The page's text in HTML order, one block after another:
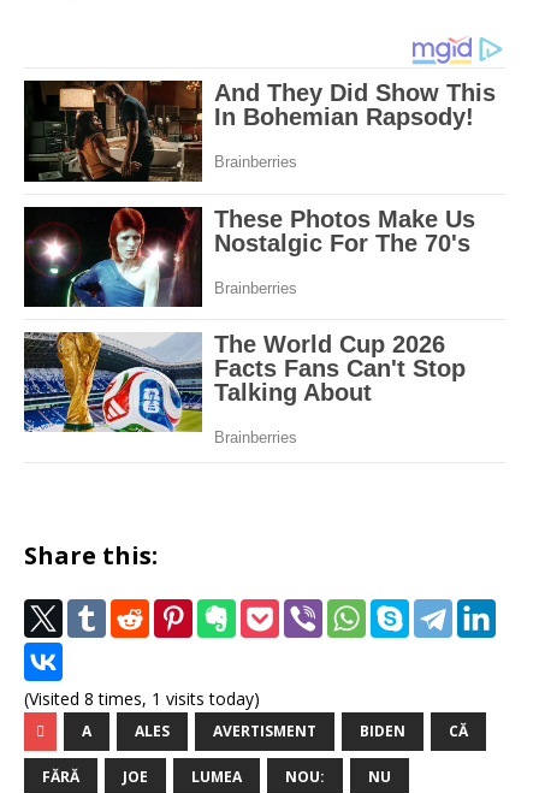
Share this:
(Visited 8 times, 1 visits today)
A ALES AVERTISMENT BIDEN CĂ
FĂRĂ JOE LUMEA NOU: NU